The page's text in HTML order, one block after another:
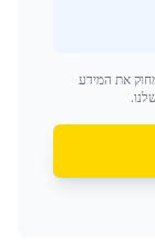
את המידע